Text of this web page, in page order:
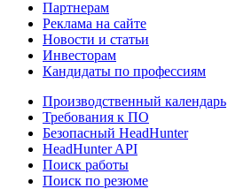
Партнерам
Реклама на сайте
Новости и статьи
Инвесторам
Кандидаты по профессиям
Производственный календарь
Требования к ПО
Безопасный HeadHunter
HeadHunter API
Поиск работы
Поиск по резюме